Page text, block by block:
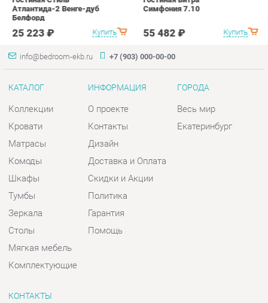
КАТАЛОГ
Матрасы
Шкафы
Тумбы
Зеркала
Столы
Мягкая мебель
Комплектующие
ИНФОРМАЦИЯ
О проекте
Дизайн
Скидки и Акции
Политика
Гарантия
Помощь
ГОРОДА
Шоурум и склад самовывоза
Адрес: г. Екатеринбург, пер.
Базовый, 47
Часы работы: